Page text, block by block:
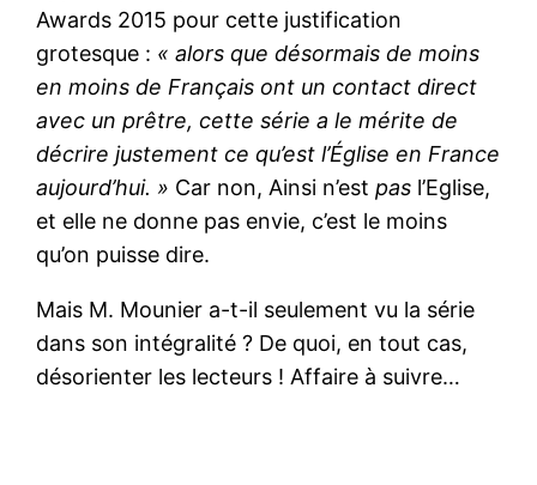
Awards 2015 pour cette justification
grotesque : « alors que désormais de moins
en moins de Français ont un contact direct
avec un prêtre, cette série a le mérite de
décrire justement ce qu’est l’Église en France
aujourd’hui. » Car non, Ainsi n’estpas l’Eglise,
et elle ne donne pas envie, c’est le moins
qu’on puisse dire.
Mais M. Mounier a-t-il seulement vu la série
dans son intégralité ? De quoi, en tout cas,
désorienter les lecteurs ! Affaire à suivre…